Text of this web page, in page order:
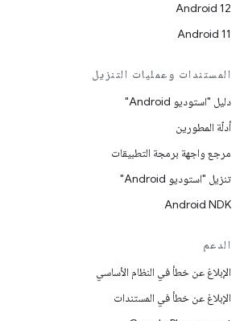
Android 12
Android 11
المستندات وعمليات التنزيل
دليل "استوديو Android"
أدلّة المطورين
مرجع واجهة برمجة التطبيقات
تنزيل "استوديو Android"
Android NDK
الدعم
الإبلاغ عن خطأ في النظام الأساسي
الإبلاغ عن خطأ في المستندات